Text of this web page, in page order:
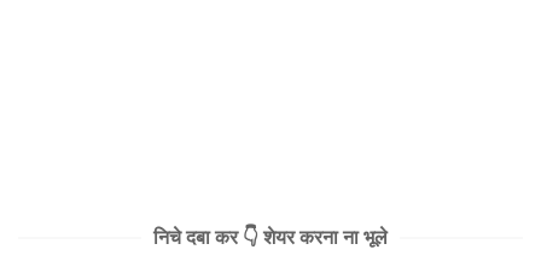
निचे दबा कर 👇 शेयर करना ना भूले